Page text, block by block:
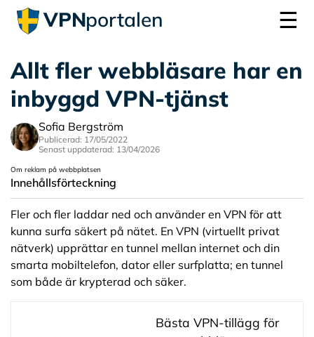
VPNportalen
☰
Allt fler webbläsare har en
inbyggd VPN-tjänst
Sofia Bergström
Publicerad: 17/05/2022
Senast uppdaterad: 13/04/2026
Om reklam på webbplatsen
Innehållsförteckning
Fler och fler laddar ned och använder en VPN för att
kunna surfa säkert på nätet. En VPN (virtuellt privat
nätverk) upprättar en tunnel mellan internet och din
smarta mobiltelefon, dator eller surfplatta; en tunnel
som både är krypterad och säker.
Bästa VPN-tillägg för